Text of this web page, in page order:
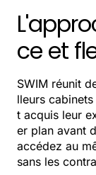
ce et
SWIM réunit
lleurs
t acquis leur
er plan avant
accédez au
sans les